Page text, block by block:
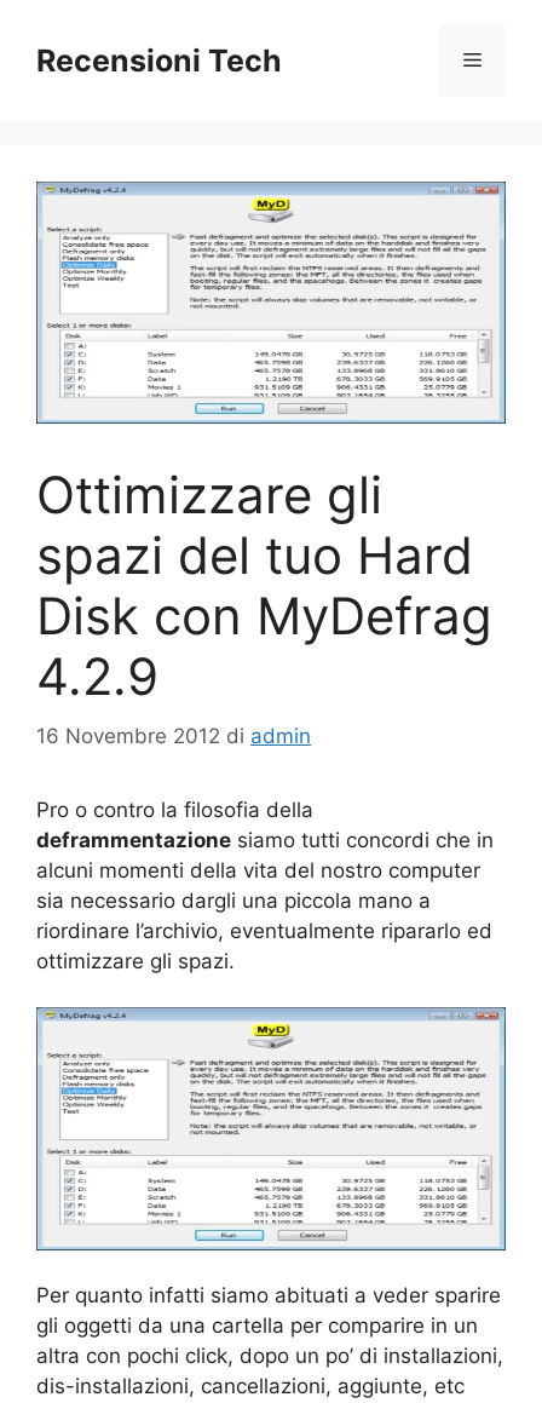
contenuto
Recensioni Tech Menu
Ottimizzare gli
spazi del tuo Hard
Disk con MyDefrag
4.2.9
16 Novembre 2012 di admin
Pro o contro la filosofia della
deframmentazione siamo tutti concordi che in
alcuni momenti della vita del nostro computer
sia necessario dargli una piccola mano a
riordinare l’archivio, eventualmente ripararlo ed
ottimizzare gli spazi.
Per quanto infatti siamo abituati a veder sparire
gli oggetti da una cartella per comparire in un
altra con pochi click, dopo un po’ di installazioni,
dis-installazioni, cancellazioni, aggiunte, etc